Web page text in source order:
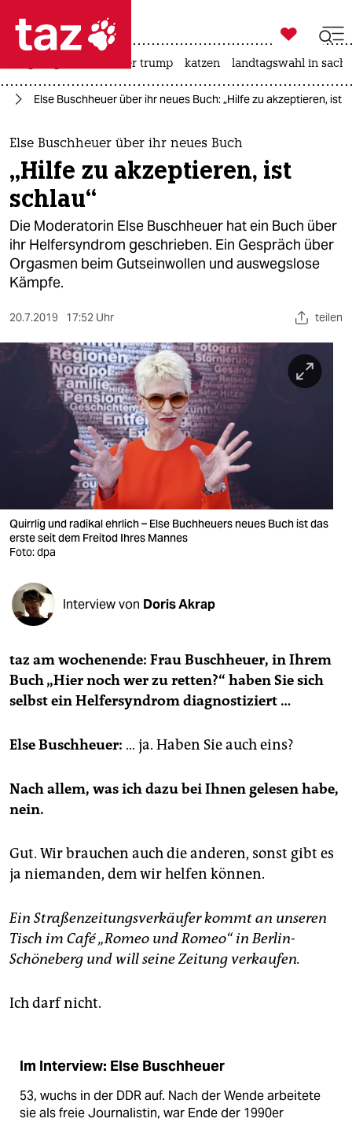
 taz zahl ich
taz zahl ich
themen
politik
öko
gesellschaft
kultur
sport
berlin
veranstaltungen
shop
fragen & hilfe
unterstützen
genossenschaft
epaper login

taz zahl ich
usa unter trump katzen landtagswahl in
Else Buschheuer über ihr neues Buch: „Hilfe zu akzeptieren, ist
Else Buschheuer über ihr neues Buch
„Hilfe zu akzeptieren, ist
schlau“
Die Moderatorin Else Buschheuer hat ein Buch über
ihr Helfersyndrom geschrieben. Ein Gespräch über
Orgasmen beim Gutseinwollen und auswegslose
Kämpfe.
20.7.2019 17:52 Uhr teilen
Quirrlig und radikal ehrlich – Else Buchheuers neues Buch ist das
erste seit dem Freitod Ihres Mannes
Foto: dpa
Interview von Doris Akrap
taz am wochenende: Frau Buschheuer, in Ihrem
Buch „Hier noch wer zu retten?“ haben Sie sich
selbst ein Helfersyndrom diagnostiziert …
Else Buschheuer: … ja. Haben Sie auch eins?
Nach allem, was ich dazu bei Ihnen gelesen habe,
nein.
Gut. Wir brauchen auch die anderen, sonst gibt es
ja niemanden, dem wir helfen können.
Ein Straßenzeitungsverkäufer kommt an unseren
Tisch im Café „Romeo und Romeo“ in Berlin-
Schöneberg und will seine Zeitung verkaufen.
Ich darf nicht.
Im Interview: Else Buschheuer
53, wuchs in der DDR auf. Nach der Wende arbeitete
sie als freie Journalistin, war Ende der 1990er